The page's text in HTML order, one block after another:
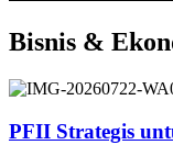
Bisnis &
PFII Strategis